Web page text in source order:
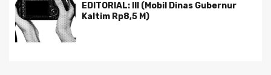
EDITORIAL: III (Mobil Dinas Gubernur
Kaltim Rp8,5 M)